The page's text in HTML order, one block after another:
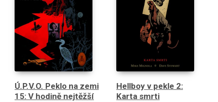
Ú.P.V.O. Peklo na zemi
15: V hodině nejtěžší
Hellboy v pekle 2:
Karta smrti